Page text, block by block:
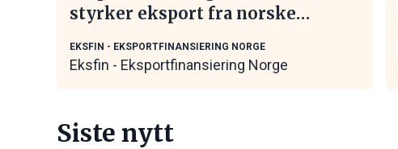
styrker eksport fra norske
EKSFIN - EKSPORTFINANSIERING NORGE
Eksfin - Eksportfinansiering Norge
Siste nytt